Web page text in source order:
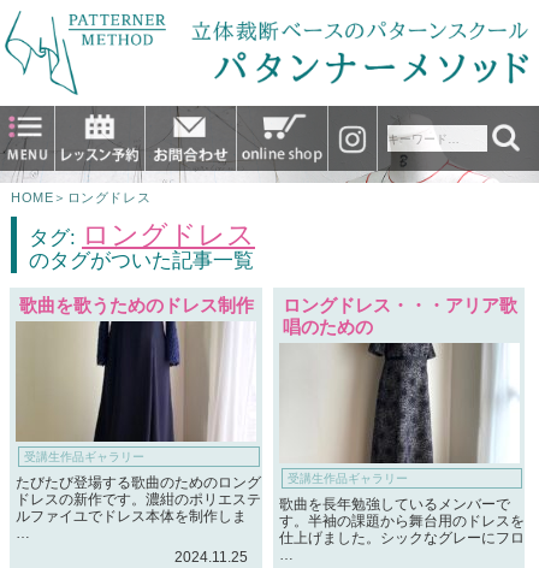
HOME ＞ ロングドレス
タグ: ロングドレス
のタグがついた記事一覧
歌曲を歌うためのドレス制作
受講生作品ギャラリー
たびたび登場する歌曲のためのロング
ドレスの新作です。濃紺のポリエステ
ルファイユでドレス本体を制作しま
…
2024.11.25
ロングドレス・・・アリア歌
唱のための
受講生作品ギャラリー
歌曲を長年勉強しているメンバーで
す。半袖の課題から舞台用のドレスを
仕上げました。シックなグレーにフロ
…